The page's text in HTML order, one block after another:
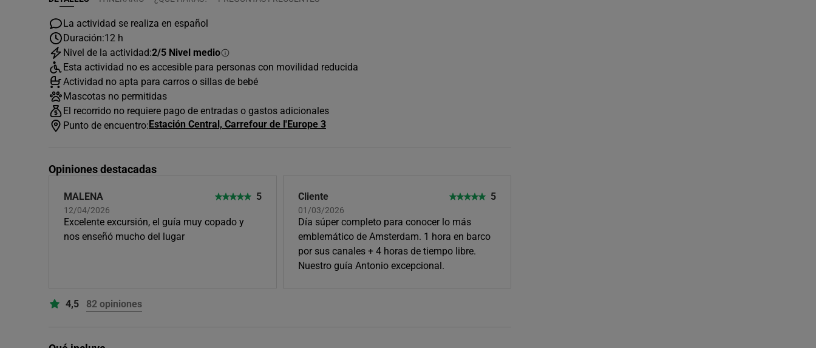
La actividad se realiza en español
Duración:12 h
Nivel de la actividad:2/5 Nivel medio
Esta actividad no es accesible para personas con movilidad reducida
Actividad no apta para carros o sillas de bebé
Mascotas no permitidas
El recorrido no requiere pago de entradas o gastos adicionales
Punto de encuentro:Estación Central, Carrefour de l'Europe 3
Opiniones destacadas
MALENA
12/04/2026
5
Excelente excursión, el guía muy copado y
nos enseñó mucho del lugar
Cliente
01/03/2026
5
Día súper completo para conocer lo más
emblemático de Amsterdam. 1 hora en barco
por sus canales + 4 horas de tiempo libre.
Nuestro guía Antonio excepcional.
4,5 82 opiniones